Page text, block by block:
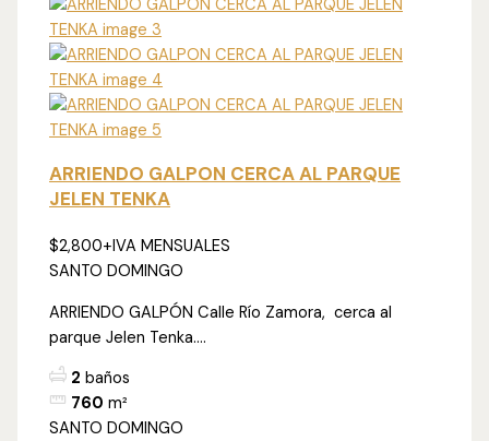
ARRIENDO GALPON CERCA AL PARQUE
JELEN TENKA
$2,800+IVA MENSUALES
SANTO DOMINGO
ARRIENDO GALPÓN Calle Río Zamora, cerca al
parque Jelen Tenka....
2 baños
760 m²
SANTO DOMINGO